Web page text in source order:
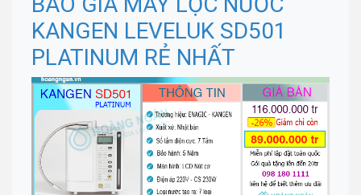
KANGEN LEVELUK SD501
PLATINUM RẺ NHẤT